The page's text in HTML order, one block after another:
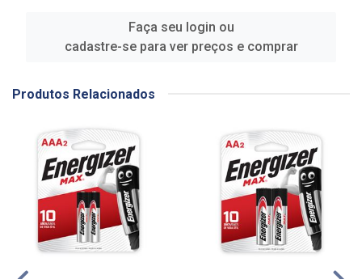
Faça seu login ou
cadastre-se para ver preços e comprar
Produtos Relacionados